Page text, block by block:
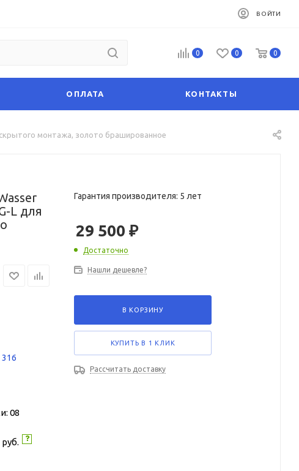
ВОЙТИ
0 0 0
ОПЛАТА КОНТАКТЫ
скрытого монтажа, золото брашированное
L для
316
08
руб.
Гарантия производителя: 5 лет
29 500 ₽
Достаточно
Нашли дешевле?
В КОРЗИНУ
КУПИТЬ В 1 КЛИК
Рассчитать доставку